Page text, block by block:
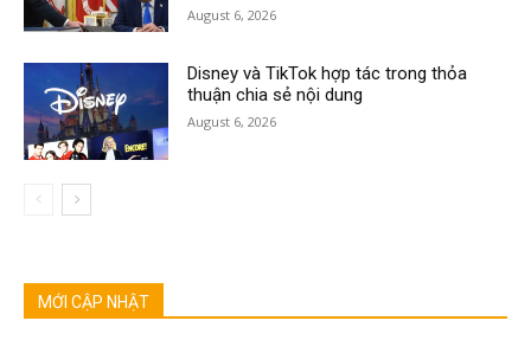
August 6, 2026
Disney và TikTok hợp tác trong thỏa
thuận chia sẻ nội dung
August 6, 2026
MỚI CẬP NHẬT